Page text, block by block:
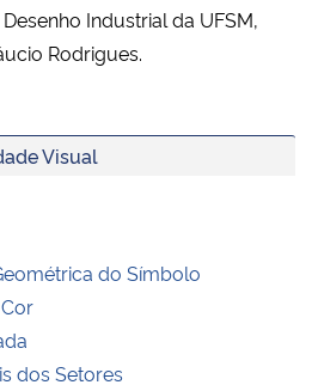
Industrial da UFSM,
Rodrigues.
Visual
do Símbolo
dos Setores